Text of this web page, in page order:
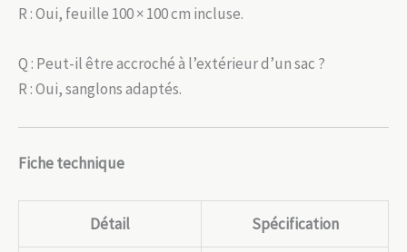
R : Oui, feuille 100 × 100 cm incluse.
Q : Peut-il être accroché à l’extérieur d’un sac ?
R : Oui, sanglons adaptés.
Fiche technique
Détail Spécification